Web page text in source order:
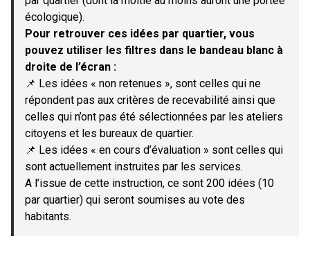
écologique).
Pour retrouver ces idées par quartier, vous
pouvez utiliser les filtres dans le bandeau blanc à
droite de l’écran :
📌 Les idées « non retenues », sont celles qui ne
répondent pas aux critères de recevabilité ainsi que
celles qui n’ont pas été sélectionnées par les ateliers
citoyens et les bureaux de quartier.
📌 Les idées « en cours d’évaluation » sont celles qui
sont actuellement instruites par les services.
A l’issue de cette instruction, ce sont 200 idées (10
par quartier) qui seront soumises au vote des
habitants.